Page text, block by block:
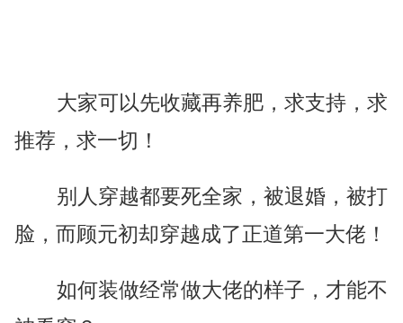
大家可以先收藏再养肥，求支持，求
推荐，求一切！
别人穿越都要死全家，被退婚，被打
脸，而顾元初却穿越成了正道第一大佬！
如何装做经常做大佬的样子，才能不